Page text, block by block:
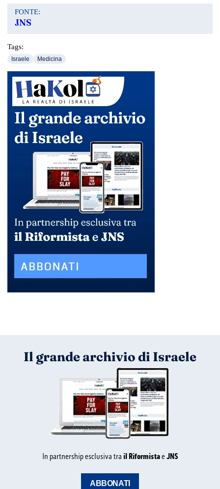
FONTE:
JNS
Tags:
Israele Medicina
Il grande archivio di Israele
In partnership esclusiva tra il RiformistaeJNS
ABBONATI